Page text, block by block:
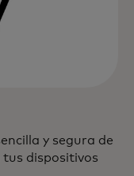
y segura de
tus dispositivos